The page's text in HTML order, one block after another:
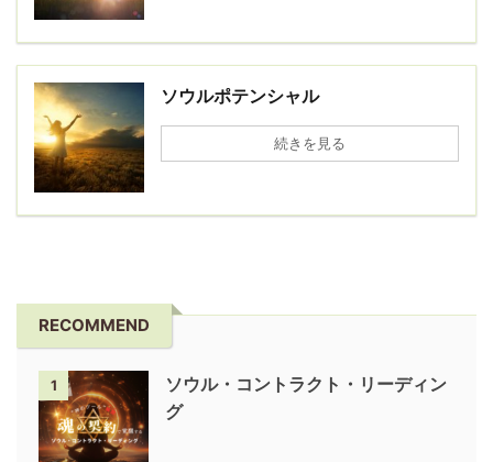
ソウルポテンシャル
続きを見る
RECOMMEND
1
ソウル・コントラクト・リーディン
グ